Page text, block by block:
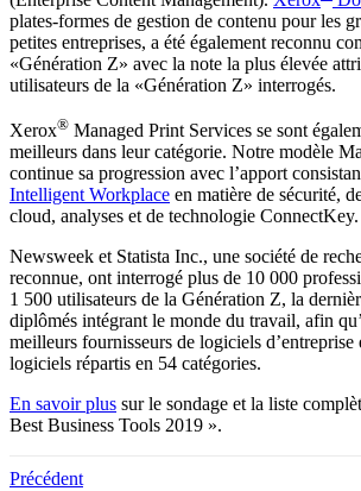
plates-formes de gestion de contenu pour les
petites entreprises, a été également reconnu
«Génération Z» avec la note la plus élevée
utilisateurs de la «Génération Z» interrogés.
Xerox® Managed Print Services se sont
meilleurs dans leur catégorie. Notre modèle
continue sa progression avec l’apport
Intelligent Workplace en matière de sécurité,
cloud, analyses et de technologie ConnectKey.
Newsweek et Statista Inc., une société de
reconnue, ont interrogé plus de 10 000
1 500 utilisateurs de la Génération Z, la
diplômés intégrant le monde du travail, afin
meilleurs fournisseurs de logiciels d’entreprise
logiciels répartis en 54 catégories.
En savoir plus sur le sondage et la liste
Best Business Tools 2019 ».
Précédent